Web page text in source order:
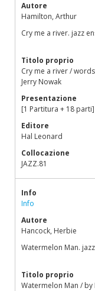
Autore
Hamilton, Arthur
Cry me a river. jazz
Titolo proprio
Cry me a river /
Jerry Nowak
Presentazione
[1 Partitura + 18 parti]
Editore
Hal Leonard
Collocazione
JAZZ.81
Info
Info
Autore
Hancock, Herbie
Watermelon Man.
Titolo proprio
Watermelon Man /